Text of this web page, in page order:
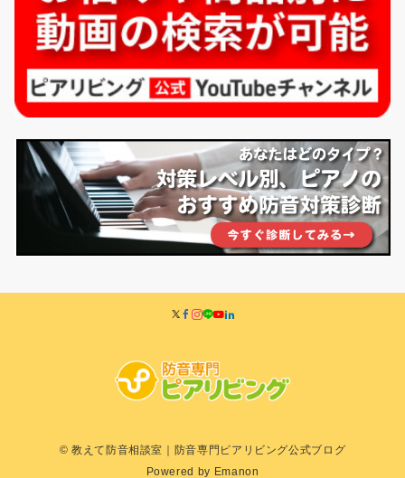
© 教えて防音相談室｜防音専門ピアリビング公式ブログ
Powered by Emanon